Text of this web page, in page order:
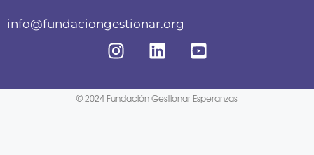
info@fundaciongestionar.org
© 2024 Fundación Gestionar Esperanzas